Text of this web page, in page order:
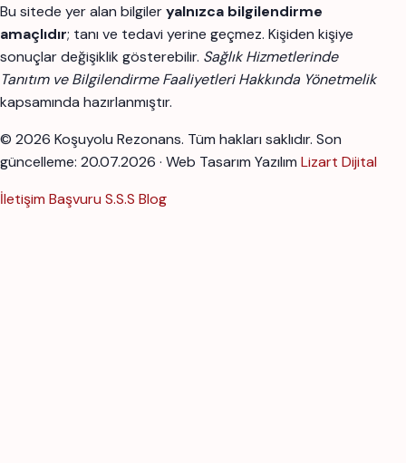
Bu sitede yer alan bilgileryalnızca bilgilendirme
amaçlıdır; tanı ve tedavi yerine geçmez. Kişiden kişiye
sonuçlar değişiklik gösterebilir. Sağlık Hizmetlerinde
Tanıtım ve Bilgilendirme Faaliyetleri Hakkında Yönetmelik
kapsamında hazırlanmıştır.
© 2026 Koşuyolu Rezonans. Tüm hakları saklıdır. Son
güncelleme: 20.07.2026 · Web Tasarım Yazılım Lizart Dijital
İletişim Başvuru S.S.S Blog